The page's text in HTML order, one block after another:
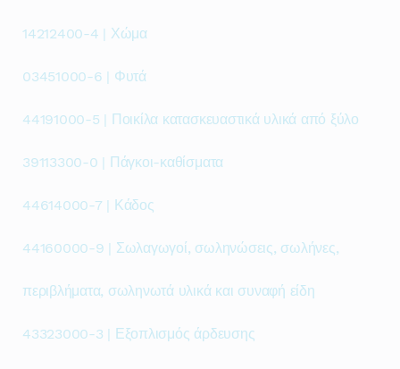
14212400-4 | Χώμα
03451000-6 | Φυτά
44191000-5 | Ποικίλα κατασκευαστικά υλικά από ξύλο
39113300-0 | Πάγκοι-καθίσματα
44614000-7 | Κάδος
44160000-9 | Σωλαγωγοί, σωληνώσεις, σωλήνες,
περιβλήματα, σωληνωτά υλικά και συναφή είδη
43323000-3 | Εξοπλισμός άρδευσης